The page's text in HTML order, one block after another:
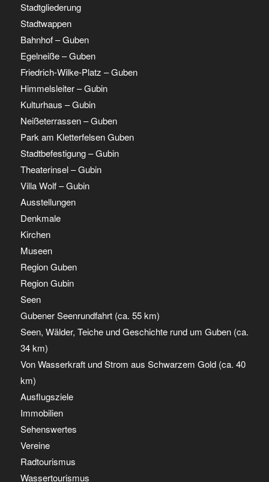
Stadtgliederung
Stadtwappen
Bahnhof – Guben
Egelneiße – Guben
Friedrich-Wilke-Platz – Guben
Himmelsleiter – Gubin
Kulturhaus – Gubin
Neißeterrassen – Guben
Park am Kletterfelsen Guben
Stadtbefestigung – Gubin
Theaterinsel – Gubin
Villa Wolf – Gubin
Ausstellungen
Denkmale
Kirchen
Museen
Region Guben
Region Gubin
Seen
Gubener Seenrundfahrt (ca. 55 km)
Seen, Wälder, Teiche und Geschichte rund um Guben (ca.
34 km)
Von Wasserkraft und Strom aus Schwarzem Gold (ca. 40
km)
Ausflugsziele
Immobilien
Sehenswertes
Vereine
Radtourismus
Wassertourismus